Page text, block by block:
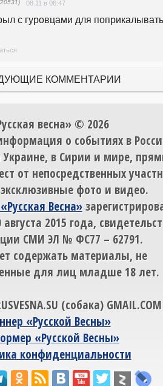
08.11 в 06:47
с гуровцами для
КОММЕНТАРИИ
весна» © 2026
о событиях в
Украине, в Сирии и мире,
от непосредственных
фото и видео.
Весна»
2015 года,
СМИ ЭЛ № ФС77 – 62791.
содержать материалы, не
для лиц младше 18 лет.
(собака) GMAIL.COM
«Русской Весны»
«Русской Весны»
конфиденциальности